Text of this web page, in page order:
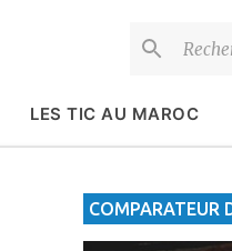
LES TIC AU MAROC
COMPARATEUR